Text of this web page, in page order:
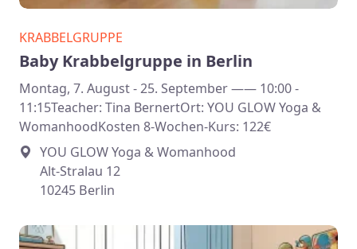
KRABBELGRUPPE
Baby Krabbelgruppe in Berlin
Montag, 7. August - 25. September —— 10:00 -
11:15Teacher: Tina BernertOrt: YOU GLOW Yoga &
WomanhoodKosten 8-Wochen-Kurs: 122€
YOU GLOW Yoga & Womanhood
Alt-Stralau 12
10245 Berlin